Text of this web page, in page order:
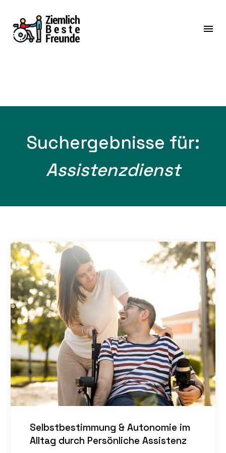
Suchergebnisse für:
Assistenzdienst
Selbstbestimmung & Autonomie im
Alltag durch Persönliche Assistenz